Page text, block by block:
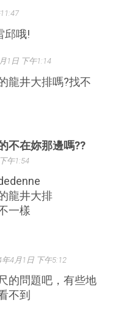
邱哦!
1日 下午1:14
龍井大排嗎?找不
不在妳那邊嗎??
午1:54
龍井大排
一樣
年4月1日 下午5:12
的問題吧，有些地
不到